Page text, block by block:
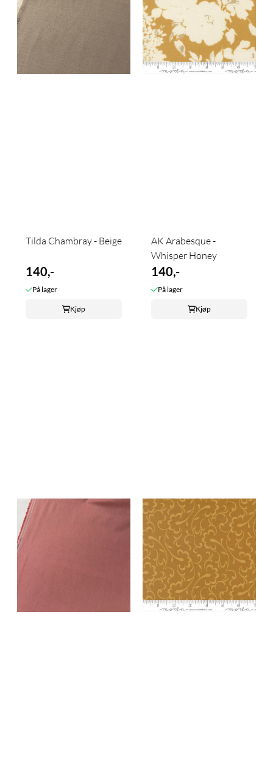
Tilda Chambray - Beige
140,-
På lager
Kjøp
AK Arabesque -
Whisper Honey
140,-
På lager
Kjøp